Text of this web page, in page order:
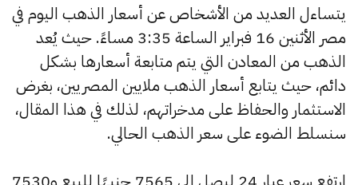
يتساءل العديد من الأشخاص عن أسعار الذهب اليوم في
مصر الأثنين 16 فبراير الساعة 3:35 مساءً. حيث يُعد
الذهب من المعادن التي يتم متابعة أسعارها بشكل
دائم، حيث يتابع أسعار الذهب ملايين المصريين، بغرض
الاستثمار والحفاظ على مدخراتهم، لذلك في هذا المقال،
سنسلط الضوء على سعر الذهب الحالي.